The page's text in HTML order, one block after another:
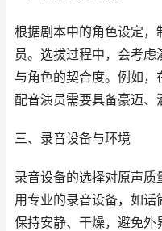
根据剧本中的角色设定，
员。选拔过程中，会考
与角色的契合度。例如，
配音演员需要具备豪迈、
三、录音设备与环境
录音设备的选择对原声
用专业的录音设备，如
保持安静、干燥，避免外